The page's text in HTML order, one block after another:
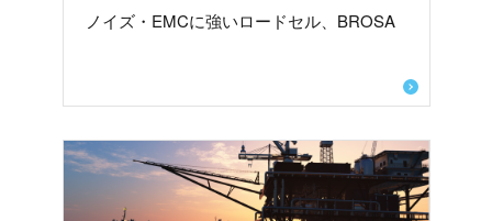
ノイズ・EMCに強いロードセル、BROSA